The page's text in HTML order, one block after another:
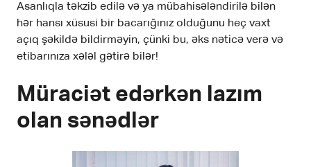
Asanlıqla təkzib edilə və ya mübahisələndirilə bilən
hər hansı xüsusi bir bacarığınız olduğunu heç vaxt
açıq şəkildə bildirməyin, çünki bu, əks nəticə verə və
etibarınıza xələl gətirə bilər!
Müraciət edərkən lazım
olan sənədlər